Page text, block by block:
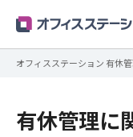
オフィスステーション 有休
有休管理に